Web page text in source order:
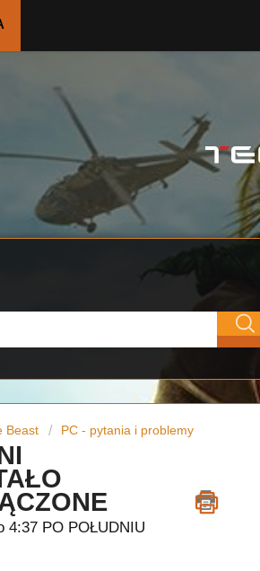
Beast PC - pytania i problemy
4:37 PO POŁUDNIU